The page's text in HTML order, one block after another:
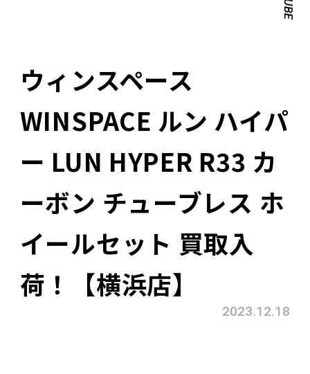
ウィンスペース
WINSPACE ルン ハイパ
ー LUN HYPER R33 カ
ーボン チューブレス ホ
イールセット 買取入
荷！【横浜店】
2023.12.18